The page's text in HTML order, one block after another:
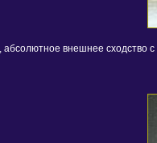
внешнее сходство